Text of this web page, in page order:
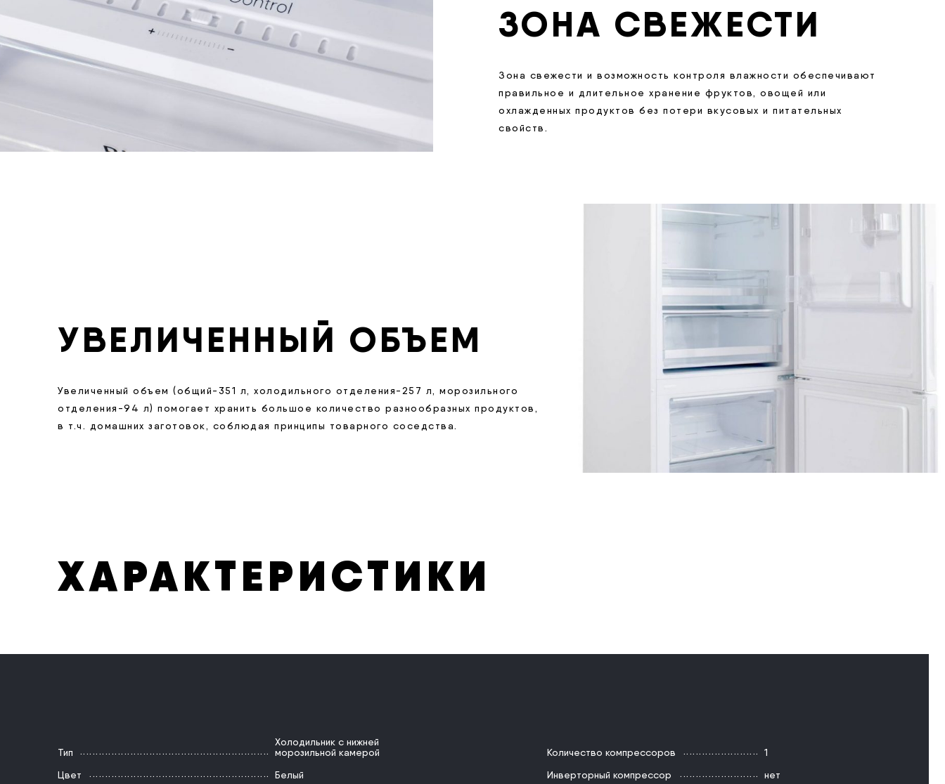
ЗОНА СВЕЖЕСТИ
Зона свежести и возможность контроля влажности обеспечивают
правильное и длительное хранение фруктов, овощей или
охлажденных продуктов без потери вкусовых и питательных
свойств.
УВЕЛИЧЕННЫЙ ОБЪЕМ
Увеличенный объем (общий-351 л, холодильного отделения-257 л, морозильного
отделения-94 л) помогает хранить большое количество разнообразных продуктов,
в т.ч. домашних заготовок, соблюдая принципы товарного соседства.
ХАРАКТЕРИСТИКИ
Тип
Холодильник с нижней
морозильной камерой
Цвет
Белый
Количество компрессоров
1
Инверторный компрессор
нет